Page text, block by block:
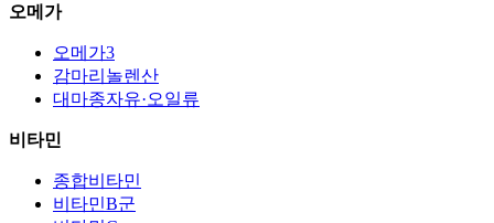
오메가
오메가3
감마리놀렌산
대마종자유·오일류
비타민
종합비타민
비타민B군